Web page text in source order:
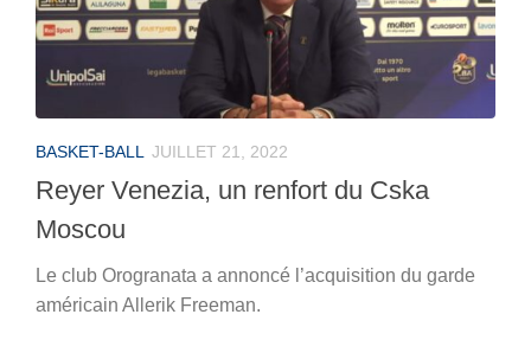
BASKET-BALL JUILLET 21, 2022
Reyer Venezia, un renfort du Cska
Moscou
Le club Orogranata a annoncé l’acquisition du garde
américain Allerik Freeman.